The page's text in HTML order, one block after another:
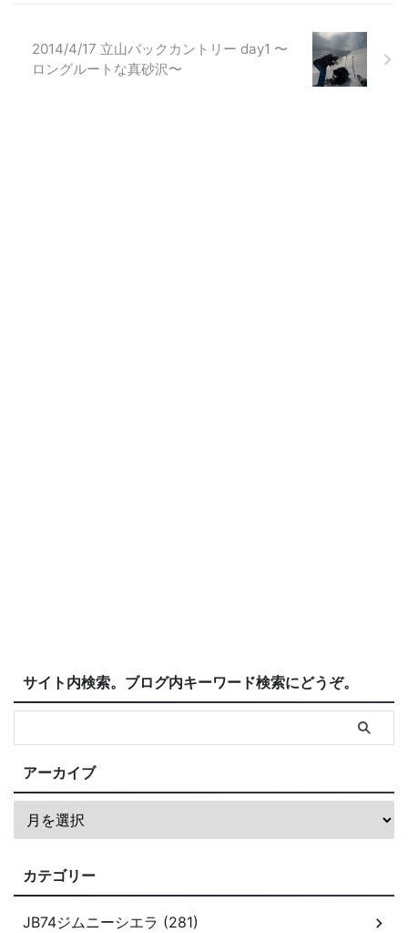
2014/4/17 立山バックカントリー day1 〜
ロングルートな真砂沢〜
サイト内検索。ブログ内キーワード検索にどうぞ。
アーカイブ
カテゴリー
JB74ジムニーシエラ (281)